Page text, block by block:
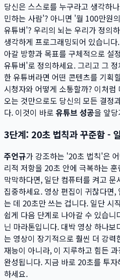
당신은 스스로를 누구라고 생각하
민하는 사람'? 아니면 '월 100만원
유튜버'? 우리의 뇌는 우리가 정의
생각하게 프로그래밍되어 있습니
아갈 방향과 목표를 구체적으로 설
유튜버'로 정의하세요. 그리고 그
한 유튜버라면 어떤 콘텐츠를 기획
시청자와 어떻게 소통할까? 이처
오는 것만으로도 당신의 모든 결정
다. 이것이 바로 유튜브 성공을 앞
3단계: 20초 법칙과 꾸준함 -
주언규가 강조하는 '20초 법칙'은
리적 저항을 20초 안에 극복하는
막막하다면, 일단 컴퓨터를 켜고
집중하세요. 영상 편집이 귀찮다면
는 데 20초만 쓰는 겁니다. 일단 시
쉽게 다음 단계로 나아갈 수 있습
닌 마라톤입니다. 대박 영상 하나
는 영상이 장기적으로 훨씬 더 강력
재능이 아니라, 이 지루하고 힘든
완성됩니다. 지금 바로 20초를 투
하세요.